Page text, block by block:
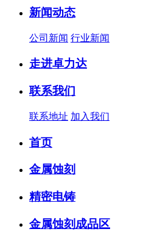
新闻动态
公司新闻 行业新闻
走进卓力达
联系我们
联系地址 加入我们
首页
金属蚀刻
精密电铸
金属蚀刻成品区